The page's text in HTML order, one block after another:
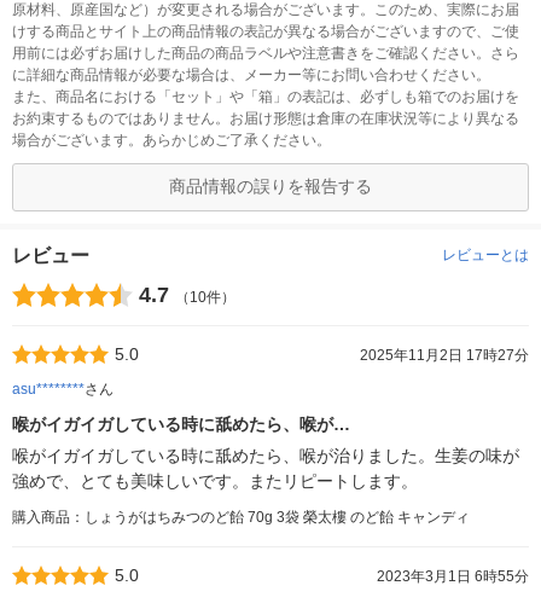
原材料、原産国など）が変更される場合がございます。このため、実際にお届
けする商品とサイト上の商品情報の表記が異なる場合がございますので、ご使
用前には必ずお届けした商品の商品ラベルや注意書きをご確認ください。さら
に詳細な商品情報が必要な場合は、メーカー等にお問い合わせください。
また、商品名における「セット」や「箱」の表記は、必ずしも箱でのお届けを
お約束するものではありません。お届け形態は倉庫の在庫状況等により異なる
場合がございます。あらかじめご了承ください。
商品情報の誤りを報告する
レビュー レビューとは
4.7 （10件）
5.0
2025年11月2日 17時27分
asu********さん
喉がイガイガしている時に舐めたら、喉が…
喉がイガイガしている時に舐めたら、喉が治りました。生姜の味が
強めで、とても美味しいです。またリピートします。
購入商品：しょうがはちみつのど飴 70g 3袋 榮太樓 のど飴 キャンディ
5.0
2023年3月1日 6時55分